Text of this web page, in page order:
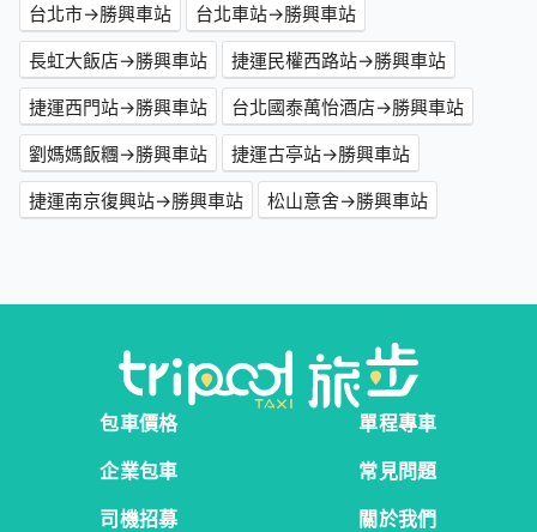
台北市→勝興車站
台北車站→勝興車站
長虹大飯店→勝興車站
捷運民權西路站→勝興車站
捷運西門站→勝興車站
台北國泰萬怡酒店→勝興車站
劉媽媽飯糰→勝興車站
捷運古亭站→勝興車站
捷運南京復興站→勝興車站
松山意舍→勝興車站
包車價格
單程專車
企業包車
常見問題
司機招募
關於我們